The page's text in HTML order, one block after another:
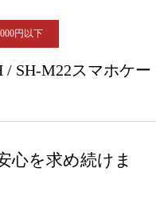
円以下
/ SH-M22スマホケー
心を求め続けま